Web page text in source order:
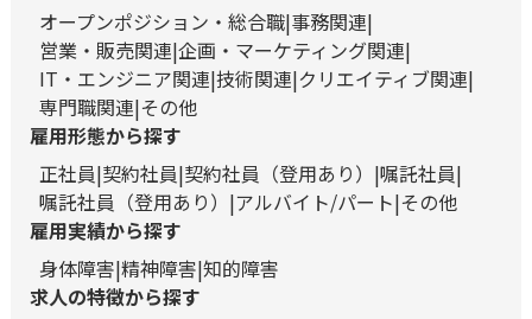
オープンポジション・総合職 事務関連
営業・販売関連 企画・マーケティング関連
IT・エンジニア関連 技術関連 クリエイティブ関連
専門職関連 その他
雇用形態から探す
正社員 契約社員 契約社員（登用あり）
嘱託社員
嘱託社員（登用あり）
アルバイト/パート その他
雇用実績から探す
身体障害 精神障害 知的障害
求人の特徴から探す